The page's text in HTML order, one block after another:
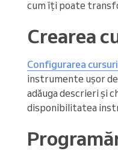
cum îți poate
Crearea
Configurarea
instrumente ușor
adăuga descrieri și
disponibilitatea